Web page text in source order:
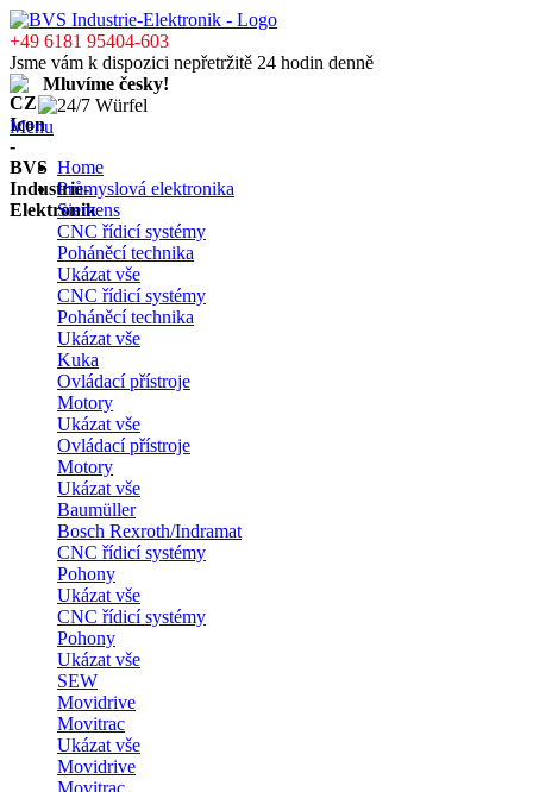
+49 6181 95404-603
Jsme vám k dispozici nepřetržitě 24 hodin denně
Mluvíme česky!
Menu
Home
Průmyslová elektronika
Siemens
CNC řídicí systémy
Poháněcí technika
Ukázat vše
CNC řídicí systémy
Poháněcí technika
Ukázat vše
Kuka
Ovládací přístroje
Motory
Ukázat vše
Ovládací přístroje
Motory
Ukázat vše
Baumüller
Bosch Rexroth/Indramat
CNC řídicí systémy
Pohony
Ukázat vše
CNC řídicí systémy
Pohony
Ukázat vše
SEW
Movidrive
Movitrac
Ukázat vše
Movidrive
Movitrac